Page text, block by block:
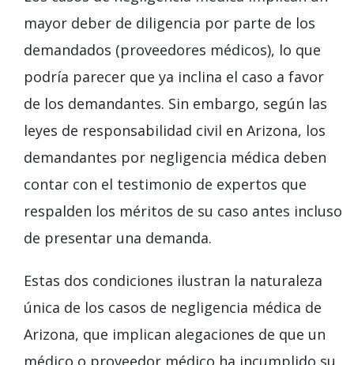
mayor deber de diligencia por parte de los
demandados (proveedores médicos), lo que
podría parecer que ya inclina el caso a favor
de los demandantes. Sin embargo, según las
leyes de responsabilidad civil en Arizona, los
demandantes por negligencia médica deben
contar con el testimonio de expertos que
respalden los méritos de su caso antes incluso
de presentar una demanda.
Estas dos condiciones ilustran la naturaleza
única de los casos de negligencia médica de
Arizona, que implican alegaciones de que un
médico o proveedor médico ha incumplido su